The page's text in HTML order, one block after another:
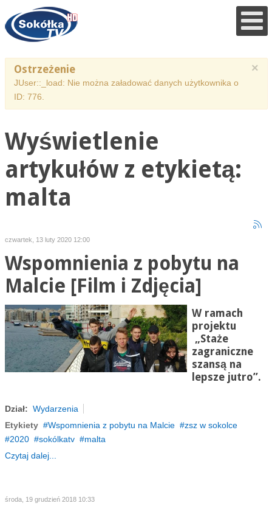
×
Ostrzeżenie
JUser::_load: Nie można załadować danych użytkownika o
ID: 776.
Wyświetlenie
artykułów z etykietą:
malta
czwartek, 13 luty 2020 12:00
Wspomnienia z pobytu na
Malcie [Film i Zdjęcia]
W ramach
projektu
„Staże
zagraniczne
szansą na
lepsze jutro”.
Dział: Wydarzenia
Etykiety
Wspomnienia z pobytu na Malcie
zsz w sokolce
2020
sokólkatv
malta
Czytaj dalej...
środa, 19 grudzień 2018 10:33